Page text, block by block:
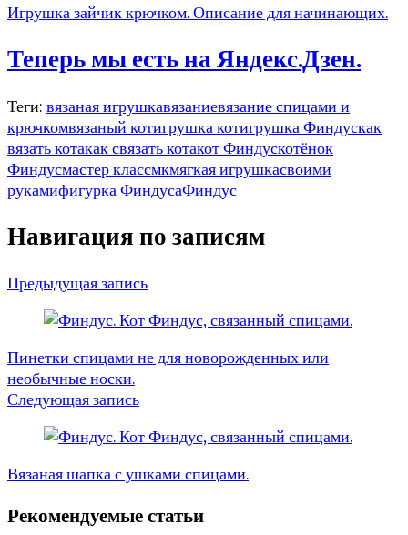
Игрушка зайчик крючком. Описание для начинающих.
Теперь мы есть на Яндекс.Дзен.
Теги: вязаная игрушкавязаниевязание спицами и
крючкомвязаный котигрушка котигрушка Финдускак
вязать котакак связать котакот Финдускотёнок
Финдусмастер классмкмягкая игрушкасвоими
рукамифигурка ФиндусаФиндус
Навигация по записям
Предыдущая запись
Пинетки спицами не для новорожденных или
необычные носки.
Следующая запись
Вязаная шапка с ушками спицами.
Рекомендуемые статьи